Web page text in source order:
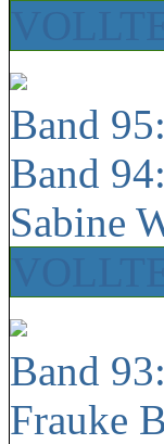
Band
Band 94:
Sabine
Band 93:
Frauke